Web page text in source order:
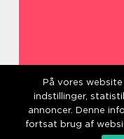
På vores
indstillinger,
annoncer. Denne
fortsat brug af